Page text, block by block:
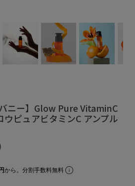
ニー】Glow Pure VitaminC
ピュアビタミンC アンプル
から。分割手数料無料